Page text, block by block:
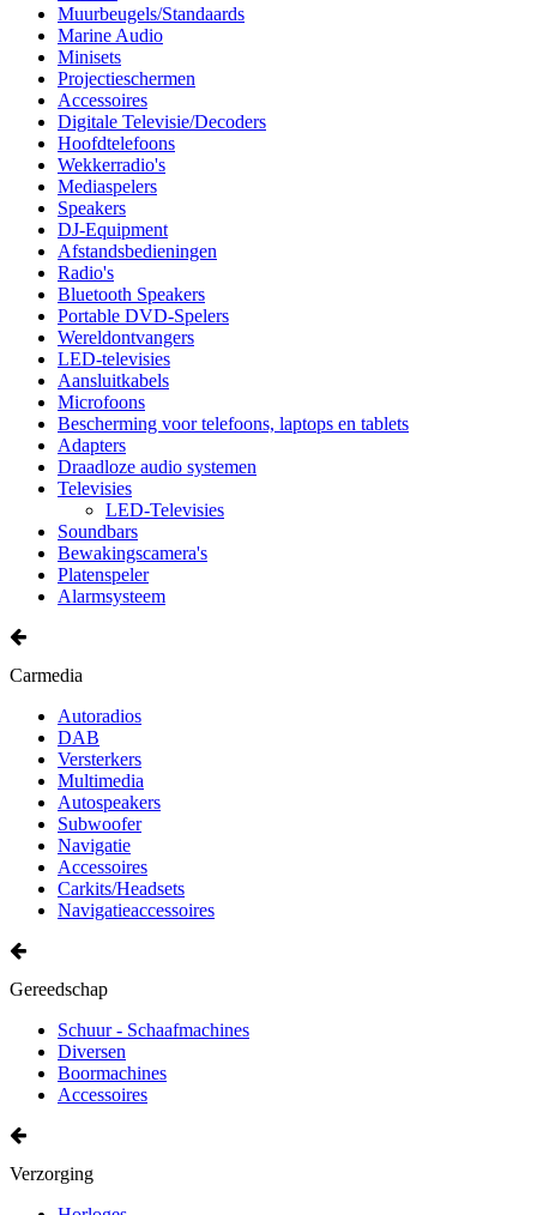
Muurbeugels/Standaards
Marine Audio
Minisets
Projectieschermen
Accessoires
Digitale Televisie/Decoders
Hoofdtelefoons
Wekkerradio's
Mediaspelers
Speakers
DJ-Equipment
Afstandsbedieningen
Radio's
Bluetooth Speakers
Portable DVD-Spelers
Wereldontvangers
LED-televisies
Aansluitkabels
Microfoons
Bescherming voor telefoons, laptops en tablets
Adapters
Draadloze audio systemen
Televisies
LED-Televisies
Soundbars
Bewakingscamera's
Platenspeler
Alarmsysteem
Carmedia
Autoradios
DAB
Versterkers
Multimedia
Autospeakers
Subwoofer
Navigatie
Accessoires
Carkits/Headsets
Navigatieaccessoires
Gereedschap
Schuur - Schaafmachines
Diversen
Boormachines
Accessoires
Verzorging